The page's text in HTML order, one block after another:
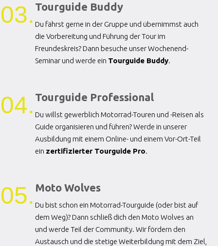
03. Tourguide Buddy
Du fährst gerne in der Gruppe und übernimmst auch
die Vorbereitung und Führung der Tour im
Freundeskreis? Dann besuche unser Wochenend-
Seminar und werde ein Tourguide Buddy.
04. Tourguide Professional
Du willst gewerblich Motorrad-Touren und -Reisen als
Guide organisieren und führen? Werde in unserer
Ausbildung mit einem Online- und einem Vor-Ort-Teil
ein zertifizierter Tourguide Pro.
05. Moto Wolves
Du bist schon ein Motorrad-Tourguide (oder bist auf
dem Weg)? Dann schließ dich den Moto Wolves an
und werde Teil der Community. Wir fördern den
Austausch und die stetige Weiterbildung mit dem Ziel,